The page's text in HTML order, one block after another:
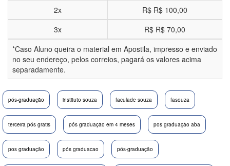
2x R$ R$ 100,00
3x
R$ R$ 70,00
*Caso Aluno queira o material em Apostila, impresso e enviado
no seu endereço, pelos correios, pagará os valores acima
separadamente.
pós-graduação instituto souza faculade souza fasouza
terceira pós gratis pós graduação em 4 meses pos graduação aba
pos graduação pós graduacao pós-graduação